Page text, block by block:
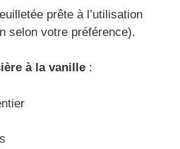
prête à l’utilisation
selon votre préférence).
à la vanille :